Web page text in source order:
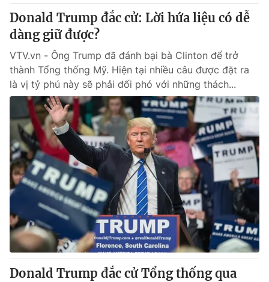
Donald Trump đắc cử: Lời hứa liệu có dễ
dàng giữ được?
VTV.vn - Ông Trump đã đánh bại bà Clinton để trở
thành Tổng thống Mỹ. Hiện tại nhiều câu được đặt ra
là vị tỷ phú này sẽ phải đối phó với những thách...
Donald Trump đắc cử Tổng thống qua